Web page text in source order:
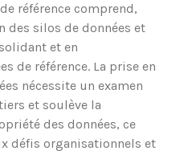
référence comprend,
des silos de données et
et en
de référence. La prise en
nécessite un examen
et soulève la
des données, ce
défis organisationnels et